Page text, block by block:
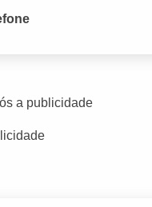
a publicidade